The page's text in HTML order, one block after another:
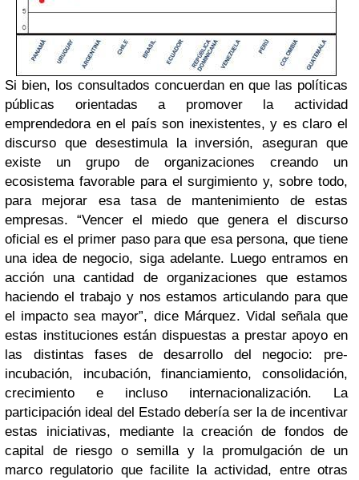
Si bien, los consultados concuerdan en que las políticas
públicas orientadas a promover la actividad
emprendedora en el país son inexistentes, y es claro el
discurso que desestimula la inversión, aseguran que
existe un grupo de organizaciones creando un
ecosistema favorable para el surgimiento y, sobre todo,
para mejorar esa tasa de mantenimiento de estas
empresas. “Vencer el miedo que genera el discurso
oficial es el primer paso para que esa persona, que tiene
una idea de negocio, siga adelante. Luego entramos en
acción una cantidad de organizaciones que estamos
haciendo el trabajo y nos estamos articulando para que
el impacto sea mayor”, dice Márquez. Vidal señala que
estas instituciones están dispuestas a prestar apoyo en
las distintas fases de desarrollo del negocio: pre-
incubación, incubación, financiamiento, consolidación,
crecimiento e incluso internacionalización. La
participación ideal del Estado debería ser la de incentivar
estas iniciativas, mediante la creación de fondos de
capital de riesgo o semilla y la promulgación de un
marco regulatorio que facilite la actividad, entre otras